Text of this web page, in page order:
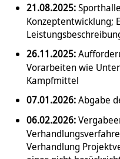
21.08.2025:
Konzeptentwicklung;
26.11.2025:
Vorarbeiten wie
Kampfmittel
07.01.2026:Abgabe
06.02.2026:
Verhandlung